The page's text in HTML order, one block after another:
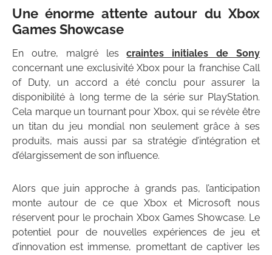
Une énorme attente autour du Xbox
Games Showcase
En outre, malgré lescraintes initiales de Sony
concernant une exclusivité Xbox pour la franchise Call
of Duty, un accord a été conclu pour assurer la
disponibilité à long terme de la série sur PlayStation.
Cela marque un tournant pour Xbox, qui se révèle être
un titan du jeu mondial non seulement grâce à ses
produits, mais aussi par sa stratégie d’intégration et
d’élargissement de son influence.
Alors que juin approche à grands pas, l’anticipation
monte autour de ce que Xbox et Microsoft nous
réservent pour le prochain Xbox Games Showcase. Le
potentiel pour de nouvelles expériences de jeu et
d’innovation est immense, promettant de captiver les